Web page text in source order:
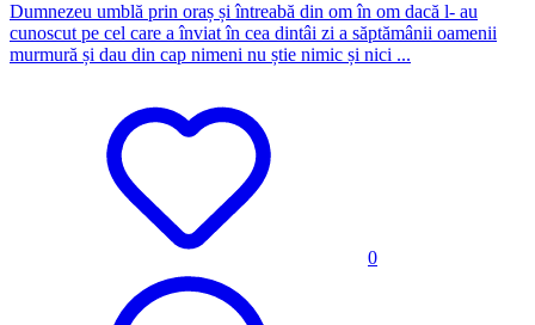
Dumnezeu umblă prin oraș și întreabă din om în om dacă l- au
cunoscut pe cel care a înviat în cea dintâi zi a săptămânii oamenii
murmură și dau din cap nimeni nu știe nimic și nici ...
0